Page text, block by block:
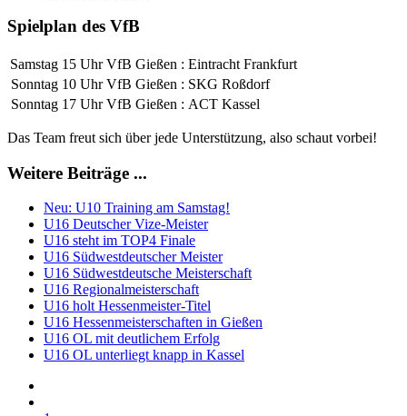
Spielplan des VfB
Samstag 15 Uhr VfB Gießen : Eintracht Frankfurt
Sonntag 10 Uhr VfB Gießen : SKG Roßdorf
Sonntag 17 Uhr VfB Gießen : ACT Kassel
Das Team freut sich über jede Unterstützung, also schaut vorbei!
Weitere Beiträge ...
Neu: U10 Training am Samstag!
U16 Deutscher Vize-Meister
U16 steht im TOP4 Finale
U16 Südwestdeutscher Meister
U16 Südwestdeutsche Meisterschaft
U16 Regionalmeisterschaft
U16 holt Hessenmeister-Titel
U16 Hessenmeisterschaften in Gießen
U16 OL mit deutlichem Erfolg
U16 OL unterliegt knapp in Kassel